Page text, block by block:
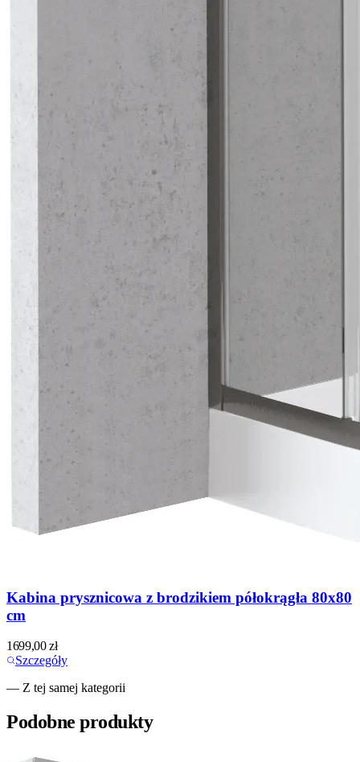
Kabina prysznicowa z brodzikiem półokrągła 80x80
cm
1699,00zł
Szczegóły
— Z tej samej kategorii
Podobne produkty